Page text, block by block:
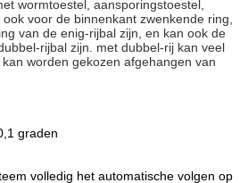
wormtoestel, aansporingstoestel,
voor de binnenkant zwenkende ring,
van de enig-rijbal zijn, en kan ook de
rijbal zijn. met dubbel-rij kan veel
worden gekozen afgehangen van
graden
volledig het automatische volgen op